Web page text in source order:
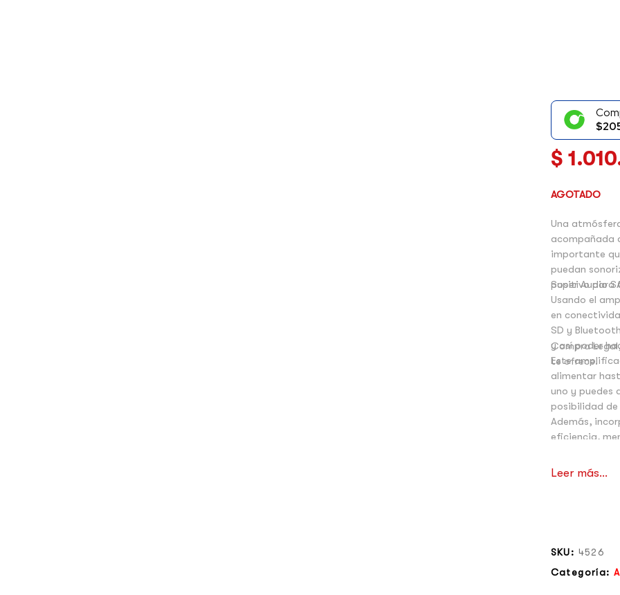
$
AGOTADO
Una
acompañada
importante
puedan
positivo para
Usando el
en
SD y
y así poder
Este
alimentar
uno y puedes
posibilidad de
Además,
eficiencia,
Super Audio
Compra
te ofrece.
Leer más...
SKU: 4526
Categoría: